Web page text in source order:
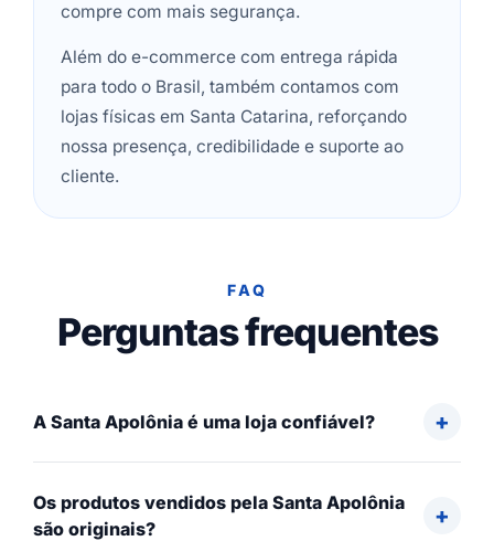
compre com mais segurança.
Além do e-commerce com entrega rápida
para todo o Brasil, também contamos com
lojas físicas em Santa Catarina, reforçando
nossa presença, credibilidade e suporte ao
cliente.
FAQ
Perguntas frequentes
A Santa Apolônia é uma loja confiável?
Os produtos vendidos pela Santa Apolônia
são originais?